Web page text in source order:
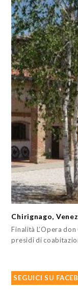
Chirignago,
Finalità L’Opera
presidi di
SEGUICI SU